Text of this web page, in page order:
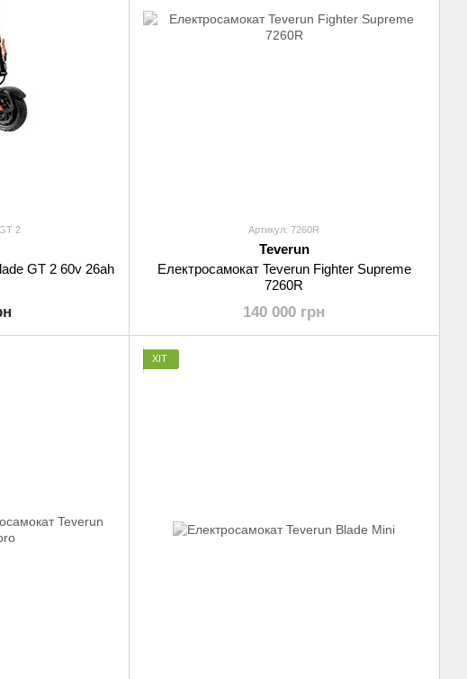
2
GT 2 60v 26ah
Артикул: 7260R
Teverun
Електросамокат Teverun Fighter Supreme
7260R
140 000 грн
ХІТ